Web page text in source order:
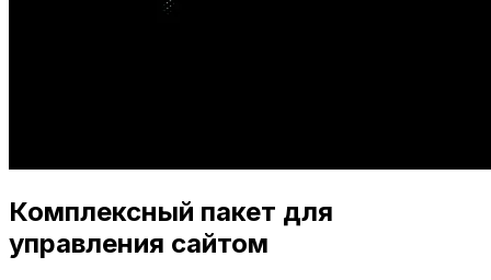
Комплексный пакет для
управления сайтом